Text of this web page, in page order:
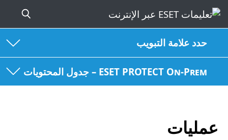
حدد علامة التبويب
ESET PROTECT On-Prem – جدول المحتويات
عمليات